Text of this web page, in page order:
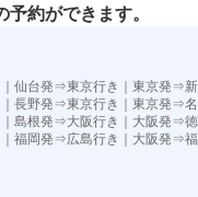
約ができます。
仙台発⇒東京行き 東京発⇒新
長野発⇒東京行き 東京発⇒名
島根発⇒大阪行き 大阪発⇒徳
福岡発⇒広島行き 大阪発⇒福